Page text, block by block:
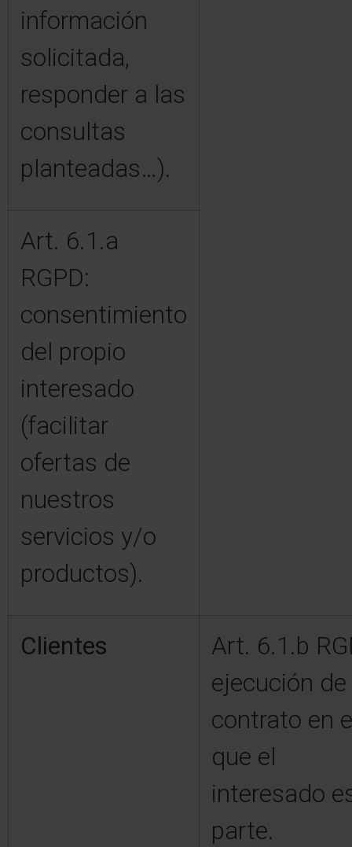
información
solicitada,
responder a las
consultas
planteadas…).
Art. 6.1.a
RGPD:
consentimiento
del propio
interesado
(facilitar
ofertas de
nuestros
servicios y/o
productos).
Clientes
Art. 6.1.b
ejecución
contrato en
que el
interesado
parte.